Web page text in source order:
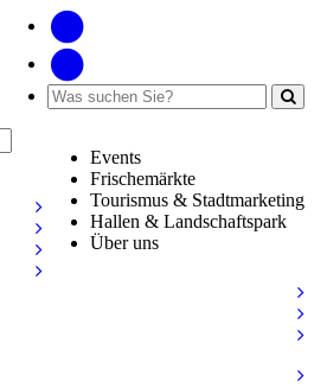
Events
Frischemärkte
Tourismus & Stadtmarketing
Hallen & Landschaftspark
Über uns